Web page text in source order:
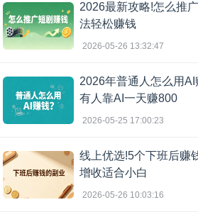
2026最新攻略!怎么推
法轻松赚钱
2026-05-26 13:32:47
2026年普通人怎么用
有人靠AI一天赚800
2026-05-25 17:00:23
线上优选!5个下班后赚
增收适合小白
2026-05-26 10:03:16